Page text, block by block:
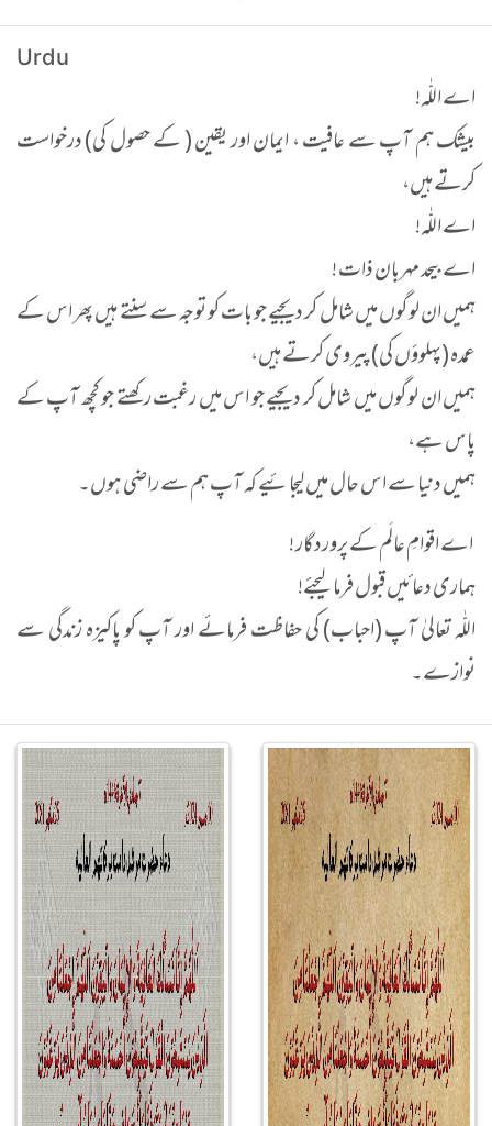
Urdu
اے اللّٰہ!
بیشک ہم آپ سے عافیت ، ایمان اور یقین ( کے حصول کی) درخواست
کرتے ہیں،
اے اللّٰہ!
اے بیحد مہربان ذات !
ہمیں ان لوگوں میں شامل کر دیجیے جو بات کو توجہ سے سنتے ہیں پھر اس کے
عمدہ (پہلوؤں کی) پیروی کرتے ہیں،
ہمیں ان لوگوں میں شامل کر دیجیے جو اس میں رغبت رکھتے جو کچھ آپ کے
پاس ہے،
ہمیں دنیا سے اس حال میں لیجائیے کہ آپ ہم سے راضی ہوں۔
اے اقوامِ عالَم کے پروردگار !
ہماری دعائیں قبول فرما لیجئے!
اللّٰہ تعالیٰ آپ (احباب) کی حفاظت فرمائے اور آپ کو پاکیزہ زندگی سے
نوازے۔